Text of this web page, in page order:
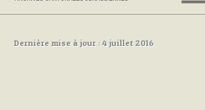
Dernière mise à jour : 4 juillet 2016